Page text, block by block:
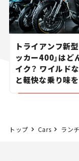
トライアンフ新型
ッカー400」はど
イク？ ワイルド
と軽快な乗り味
た400ccフラッ
トップ Cars ランチア・